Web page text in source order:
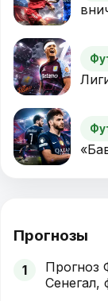
Прогнозы
1
Прогноз
Сенегал,